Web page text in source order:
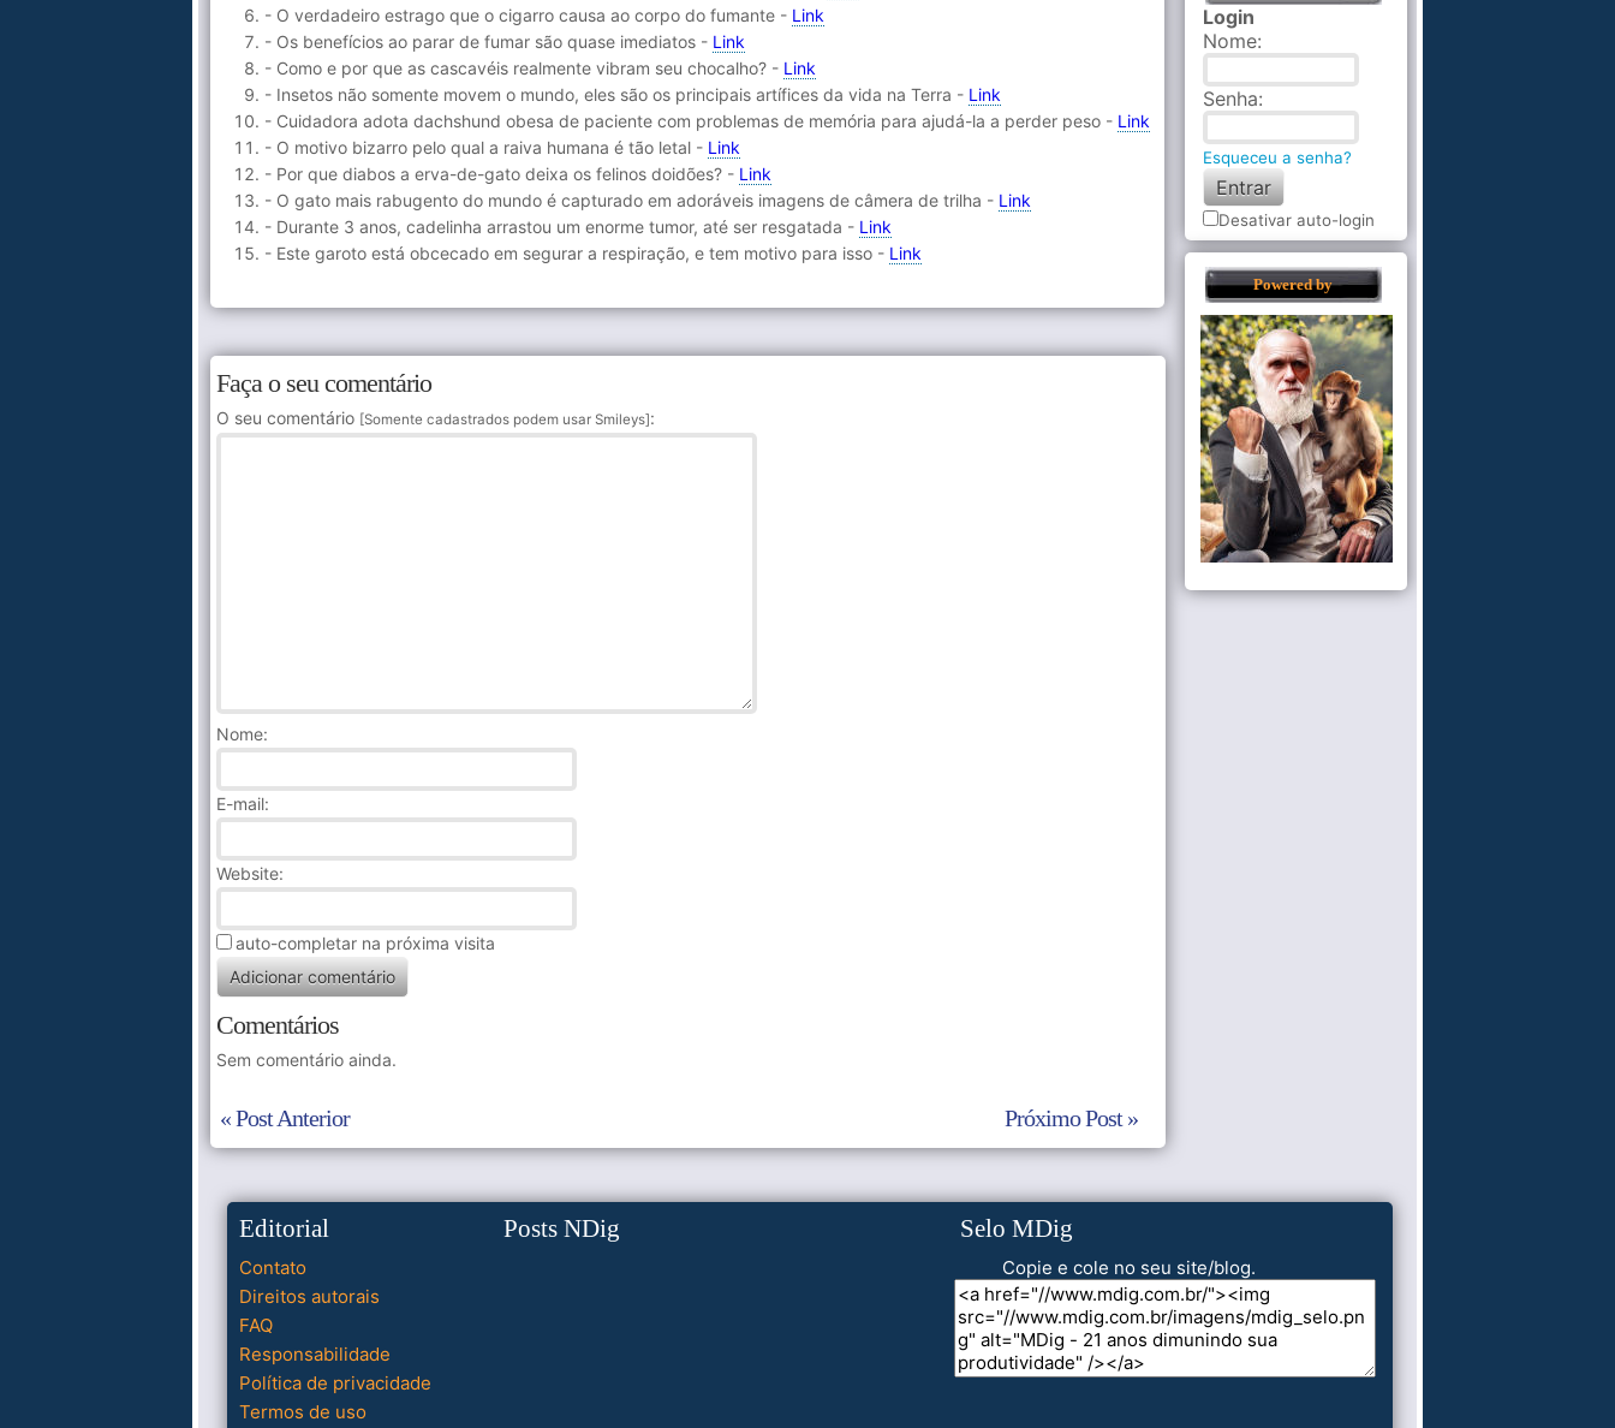
- O verdadeiro estrago que o cigarro causa ao corpo do fumante - Link
- Os benefícios ao parar de fumar são quase imediatos - Link
- Como e por que as cascavéis realmente vibram seu chocalho? - Link
- Insetos não somente movem o mundo, eles são os principais artífices da vida na Terra - Link
- Cuidadora adota dachshund obesa de paciente com problemas de memória para ajudá-la a perder peso - Link
- O motivo bizarro pelo qual a raiva humana é tão letal - Link
- Por que diabos a erva-de-gato deixa os felinos doidões? - Link
- O gato mais rabugento do mundo é capturado em adoráveis imagens de câmera de trilha - Link
- Durante 3 anos, cadelinha arrastou um enorme tumor, até ser resgatada - Link
- Este garoto está obcecado em segurar a respiração, e tem motivo para isso - Link
Faça o seu comentário
O seu comentário [Somente cadastrados podem usar Smileys] :
Nome:
E-mail:
Website:
auto-completar na próxima visita
Comentários
Sem comentário ainda.
« Post Anterior Próximo Post »
Login
Nome:
Senha:
Esqueceu a senha?
Desativar auto-login
Powered by
Editorial
Contato
Direitos autorais
FAQ
Responsabilidade
Política de privacidade
Termos de uso
Posts NDig Selo MDig
Copie e cole no seu site/blog.